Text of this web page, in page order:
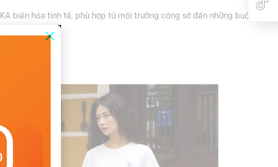
×
biến hóa tinh tế, phù hợp từ môi trường công sở đến những buổi gặp